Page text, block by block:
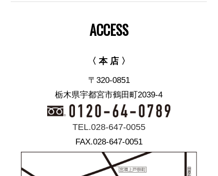
ACCESS
〈 本 店 〉
〒320-0851
栃木県宇都宮市鶴田町2039-4
TEL.028-647-0055
FAX.028-647-0051